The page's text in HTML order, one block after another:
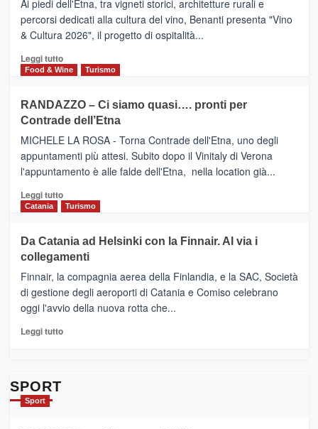
Alcantara
nei
primi
nella
classifica
PALACE
TAORMINA,
UN
HOTEL
FOUR
IL
NUOVO
SUMMER
CLUB
Ai piedi dell'Etna, tra vigneti storici, architetture rurali e
percorsi dedicati alla cultura del vino, Benanti presenta "Vino
& Cultura 2026", il progetto di ospitalità...
Leggi tuttoLeggi
di
VIAGRANDE
(Ct)
–
Benanti
presenta
“Vino
&
Cultura
tappe
dell’enoturismo
Food & Wine Turismo
RANDAZZO – Ci siamo quasi…. pronti per
Contrade dell’Etna
MICHELE LA ROSA - Torna Contrade dell'Etna, uno degli
appuntamenti più attesi. Subito dopo il Vinitaly di Verona
l'appuntamento è alle falde dell'Etna, nella location già...
Leggi tuttoLeggi
di
RANDAZZO
–
Ci
siamo
quasi….
pronti
per
Catania Turismo
Da Catania ad Helsinki con la Finnair. Al via i
collegamenti
Finnair, la compagnia aerea della Finlandia, e la SAC, Società
di gestione degli aeroporti di Catania e Comiso celebrano
oggi l'avvio della nuova rotta che...
Leggi tuttoLeggi
SPORT
Sport